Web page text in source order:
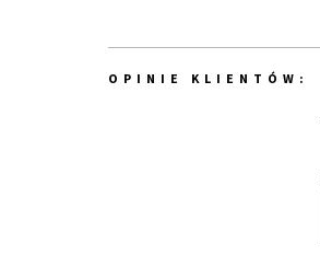
OPINIE KLIENTÓW: